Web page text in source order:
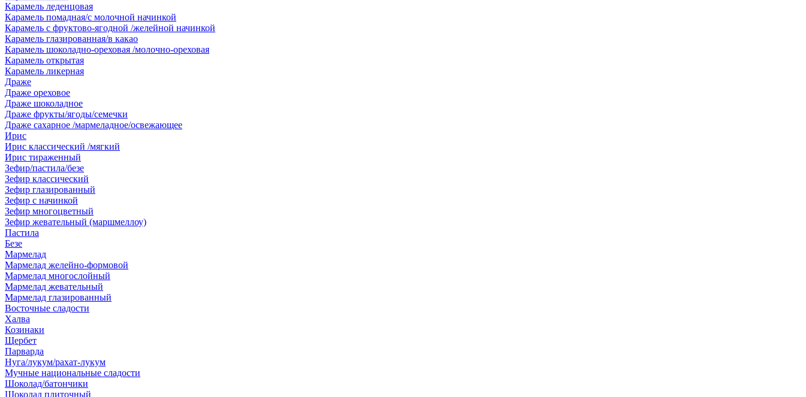
Карамель леденцовая
Карамель помадная/с молочной начинкой
Карамель с фруктово-ягодной /желейной начинкой
Карамель глазированная/в какао
Карамель шоколадно-ореховая /молочно-ореховая
Карамель открытая
Карамель ликерная
Драже
Драже ореховое
Драже шоколадное
Драже фрукты/ягоды/семечки
Драже сахарное /мармеладное/освежающее
Ирис
Ирис классический /мягкий
Ирис тираженный
Зефир/пастила/безе
Зефир классический
Зефир глазированный
Зефир с начинкой
Зефир многоцветный
Зефир жевательный (маршмеллоу)
Пастила
Безе
Мармелад
Мармелад желейно-формовой
Мармелад многослойный
Мармелад жевательный
Мармелад глазированный
Восточные сладости
Халва
Козинаки
Щербет
Парварда
Нуга/лукум/рахат-лукум
Мучные национальные сладости
Шоколад/батончики
Шоколад плиточный